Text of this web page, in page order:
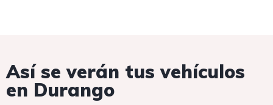
Así se verán tus vehículos
en Durango